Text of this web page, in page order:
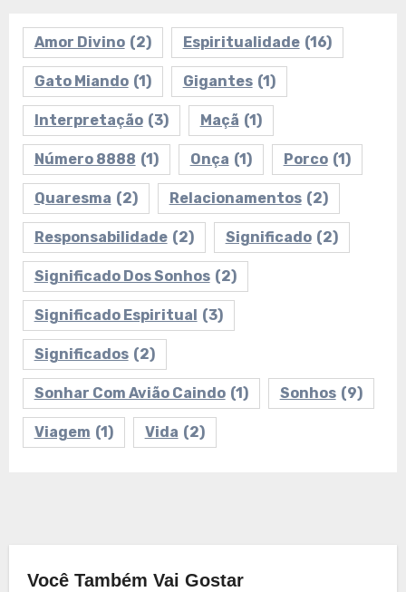
Amor Divino (2) Espiritualidade (16)
Gato Miando (1) Gigantes (1)
Interpretação (3) Maçã (1)
Número 8888 (1) Onça (1) Porco (1)
Quaresma (2) Relacionamentos (2)
Responsabilidade (2) Significado (2)
Significado Dos Sonhos (2)
Significado Espiritual (3)
Significados (2)
Sonhar Com Avião Caindo (1) Sonhos (9)
Viagem (1) Vida (2)
Você Também Vai Gostar